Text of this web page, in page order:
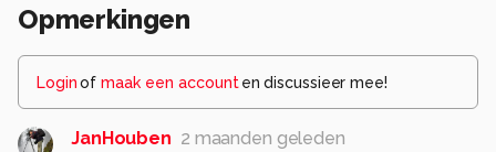
Opmerkingen
Loginof maak een account en discussieer mee!
JanHouben 2 maanden geleden